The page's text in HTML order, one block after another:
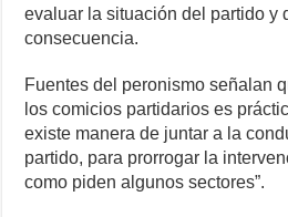
evaluar la situación del partido y
consecuencia.
Fuentes del peronismo señalan
los comicios partidarios es
existe manera de juntar a la
partido, para prorrogar la
como piden algunos sectores”.